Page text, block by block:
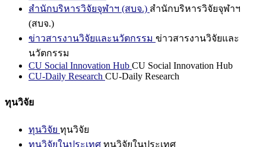
สำนักบริหารวิจัยจุฬาฯ (สบจ.) สำนักบริหารวิจัยจุฬาฯ
(สบจ.)
ข่าวสารงานวิจัยและนวัตกรรม ข่าวสารงานวิจัยและ
นวัตกรรม
CU Social Innovation Hub CU Social Innovation Hub
CU-Daily Research CU-Daily Research
ทุนวิจัย
ทุนวิจัย ทุนวิจัย
ทุนวิจัยในประเทศ ทุนวิจัยในประเทศ